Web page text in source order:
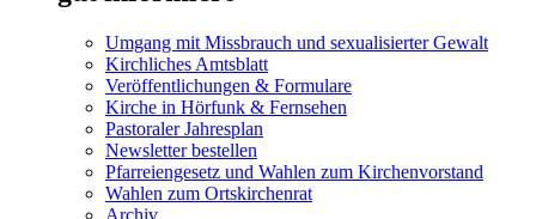
Umgang mit Missbrauch und sexualisierter Gewalt
Kirchliches Amtsblatt
Veröffentlichungen & Formulare
Kirche in Hörfunk & Fernsehen
Pastoraler Jahresplan
Newsletter bestellen
Pfarreiengesetz und Wahlen zum Kirchenvorstand
Wahlen zum Ortskirchenrat